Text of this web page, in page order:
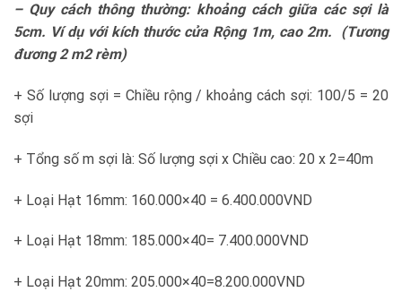
– Quy cách thông thường: khoảng cách giữa các sợi là
5cm. Ví dụ với kích thước cửa Rộng 1m, cao 2m. (Tương
đương 2 m2 rèm)
+ Số lượng sợi = Chiều rộng / khoảng cách sợi: 100/5 = 20
sợi
+ Tổng số m sợi là: Số lượng sợi x Chiều cao: 20 x 2=40m
+ Loại Hạt 16mm: 160.000×40 = 6.400.000VND
+ Loại Hạt 18mm: 185.000×40= 7.400.000VND
+ Loại Hạt 20mm: 205.000×40=8.200.000VND